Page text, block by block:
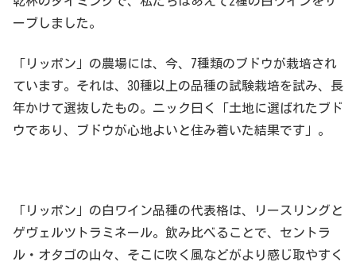
ーブしました。
「リッポン」の農場には、今、7種類のブドウが栽培され
ています。それは、30種以上の品種の試験栽培を試み、長
年かけて選抜したもの。ニック曰く「土地に選ばれたブド
ウであり、ブドウが心地よいと住み着いた結果です」。
「リッポン」の白ワイン品種の代表格は、リースリングと
ゲヴェルツトラミネール。飲み比べることで、セントラ
ル・オタゴの山々、そこに吹く風などがより感じ取やすく